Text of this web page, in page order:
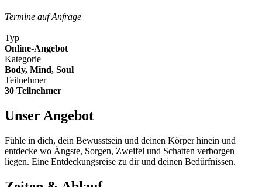
Termine auf Anfrage
Typ
Online-Angebot
Kategorie
Body, Mind, Soul
Teilnehmer
30 Teilnehmer
Unser Angebot
Fühle in dich, dein Bewusstsein und deinen Körper hinein und
entdecke wo Ängste, Sorgen, Zweifel und Schatten verborgen
liegen. Eine Entdeckungsreise zu dir und deinen Bedürfnissen.